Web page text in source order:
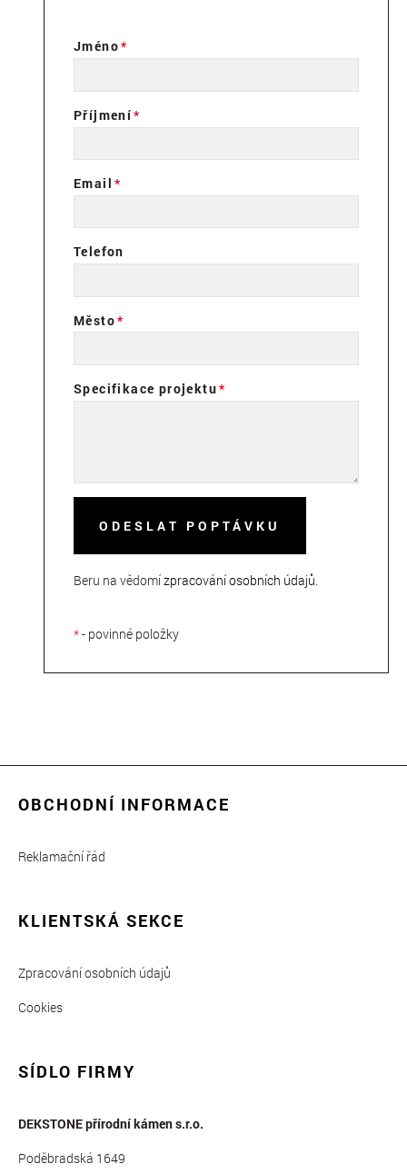
Jméno
Příjmení
Email
Telefon
Město
Specifikace projektu
ODESLAT POPTÁVKU
Beru na vědomízpracování osobních údajů.
*- povinné položky
OBCHODNÍ INFORMACE
Reklamační řád
KLIENTSKÁ SEKCE
Zpracování osobních údajů
Cookies
SÍDLO FIRMY
DEKSTONE přírodní kámen s.r.o.
Poděbradská 1649